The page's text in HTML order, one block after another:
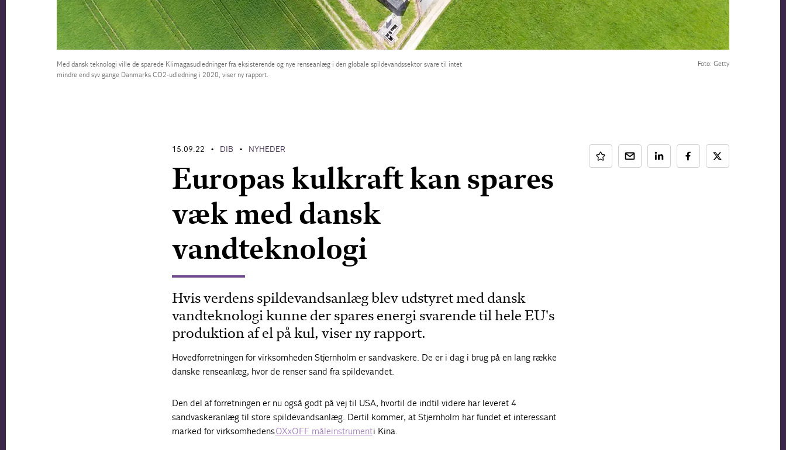
Med dansk teknologi ville de sparede Klimagasudledninger fra eksisterende og nye renseanlæg i den globale spildevandssektor svare til intet
mindre end syv gange Danmarks CO2-udledning i 2020, viser ny rapport.
Foto: Getty
15.09.22 • DIB • NYHEDER
Europas kulkraft kan spares
væk med dansk
vandteknologi
Hvis verdens spildevandsanlæg blev udstyret med dansk
vandteknologi kunne der spares energi svarende til hele EU's
produktion af el på kul, viser ny rapport.
Hovedforretningen for virksomheden Stjernholm er sandvaskere. De er i dag i brug på en lang række
danske renseanlæg, hvor de renser sand fra spildevandet.
Den del af forretningen er nu også godt på vej til USA, hvortil de indtil videre har leveret 4
sandvaskeranlæg til store spildevandsanlæg. Dertil kommer, at Stjernholm har fundet et interessant
marked for virksomhedensOXxOFF måleinstrumenti Kina.